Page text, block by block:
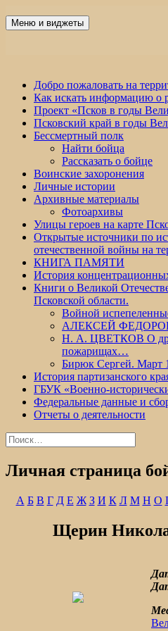
Победа 60
Меню и виджеты
Добро пожаловать на
Как искать информацию о
Проект «Псков в годы
Псковский край в годы
Бессмертный полк
Найти бойца
Рассказать о бойце
Воинские захоронения
Личные истории
Архивные материалы
Фотоархивы
Улицы героев на карте
Открытые источники по
отечественной войны на
КНИГА ПАМЯТИ
История
Книги о Великой
Псковской области.
Войной
АЛЕКСЕЙ ФЕДОРОВ
Н. А. ЦВЕТКОВ О
пожарищах…
Бирюк Сергей. Март
История партизанского
ГБУК «Военно-
Федеральные данные и
Отчеты о деятельности
Найти:
Личная страница
А Б В Г Д Е Ж З И К Л М Н О
Щерин